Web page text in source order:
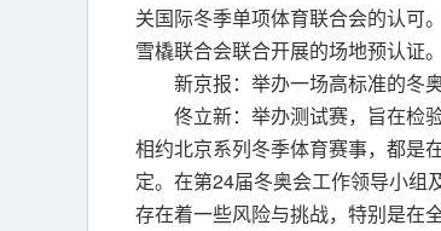
关国际冬季单项体育联合会的认可
雪橇联合会联合开展的场地预认证
新京报：举办一场高标准的冬
佟立新：举办测试赛，旨在检
相约北京系列冬季体育赛事，都是
定。在第24届冬奥会工作领导小组
存在着一些风险与挑战，特别是在